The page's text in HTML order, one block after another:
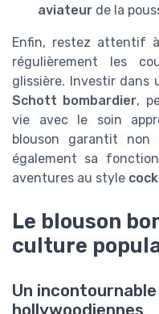
aviateur de la
Enfin, restez attentif
régulièrement les
glissière. Investir dans
Schott bombardier,
vie avec le soin
blouson garantit non
également sa
aventures au style
Le blouson
culture
Un